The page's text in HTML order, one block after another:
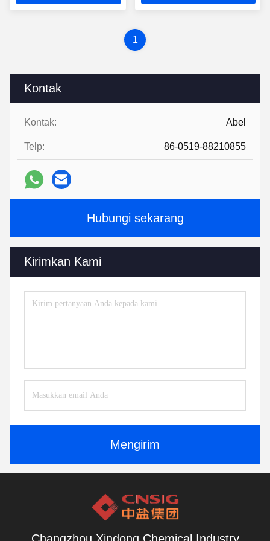
Kontak
Kontak: Abel
Telp: 86-0519-88210855
Hubungi sekarang
Kirimkan Kami
Mengirim
1